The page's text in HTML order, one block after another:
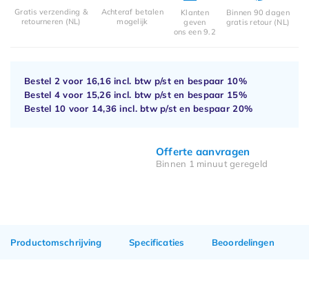
Gratis verzending &
retourneren (NL)
Achteraf betalen
mogelijk
Klanten
geven
ons een 9.2
Binnen 90 dagen
gratis retour (NL)
Bestel 2 voor 16,16incl. btw p/st en bespaar 10%
Bestel 4 voor 15,26incl. btw p/st en bespaar 15%
Bestel 10 voor 14,36 incl. btw p/st en bespaar 20%
Offerte aanvragen
Binnen 1 minuut geregeld
Productomschrijving Specificaties Beoordelingen